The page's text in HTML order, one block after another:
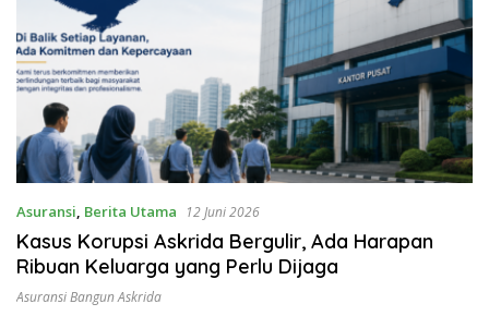
Asuransi, Berita Utama 12 Juni 2026
Kasus Korupsi Askrida Bergulir, Ada Harapan
Ribuan Keluarga yang Perlu Dijaga
Asuransi Bangun Askrida